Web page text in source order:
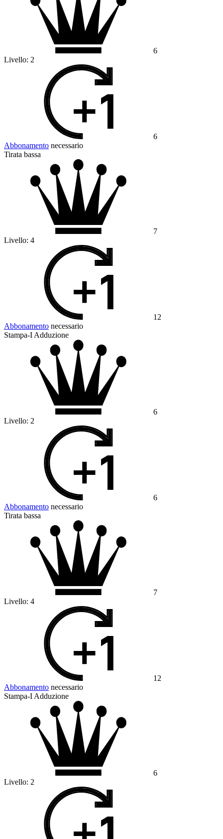
6
Livello: 2
6
Abbonamento necessario
Tirata bassa
7
Livello: 4
12
Abbonamento necessario
Stampa-I Adduzione
6
Livello: 2
6
Abbonamento necessario
Tirata bassa
7
Livello: 4
12
Abbonamento necessario
Stampa-I Adduzione
6
Livello: 2